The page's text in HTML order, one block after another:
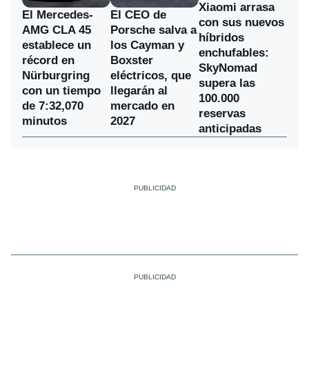
El Mercedes-
AMG CLA 45
establece un
récord en
Nürburgring
con un tiempo
de 7:32,070
minutos
El CEO de
Porsche salva a
los Cayman y
Boxster
eléctricos, que
llegarán al
mercado en
2027
Xiaomi arrasa
con sus nuevos
híbridos
enchufables:
SkyNomad
supera las
100.000
reservas
anticipadas